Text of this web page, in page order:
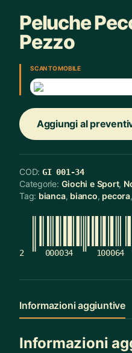
Peluche
Pezzo
SCAN TO MOBILE
Aggiungi al
COD: GI 001-34
Categorie: Giochi e Sport,
Tag: bianca, bianco, pecora,
2 000034 100064
Informazioni aggiuntive
Informazioni